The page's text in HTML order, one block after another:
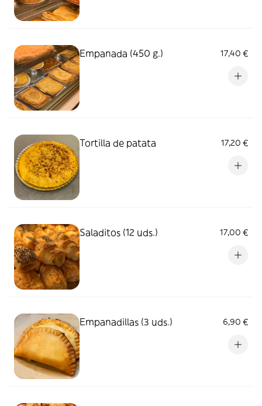
Empanada (450 g.) 17,40 €
Tortilla de patata 17,20 €
Saladitos (12 uds.) 17,00 €
Empanadillas (3 uds.) 6,90 €